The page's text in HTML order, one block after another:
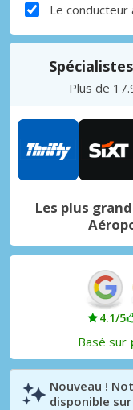
Le
Plus de
Les plus
4.1/5
Basé sur
Nouveau !
disponible sur